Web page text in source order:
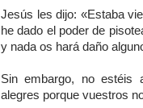
Jesús les dijo: «Estaba
he dado el poder de
y nada os hará daño
Sin embargo, no estéis
alegres porque vuestros